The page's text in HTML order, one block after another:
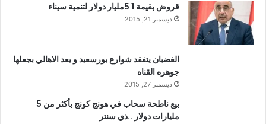
قروض بقيمة 1 5مليار دولار لتنمية سيناء
ديسمبر 21, 2015
الغضبان يتفقد شوارع بورسعيد و يعد الاهالي بجعلها
جوهره القناه
ديسمبر 27, 2015
بيع ناطحة سحاب في هونج كونج بأكثر من 5
مليارات دولار ..ذي سنتر